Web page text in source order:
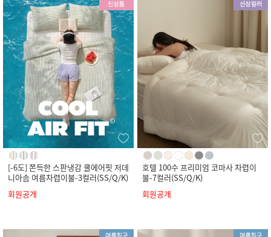
[-6도] 쫀득한 스판냉감 쿨에어핏 저데
니아솜 여름차렵이불-3컬러(SS/Q/K)
회원공개
호텔 100수 프리미엄 코마사 차렵이
불-7컬러(SS/Q/K)
회원공개